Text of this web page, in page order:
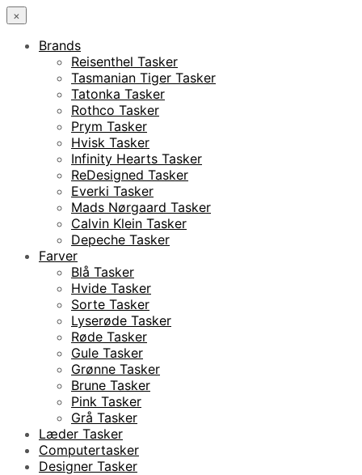
×
Brands
Reisenthel Tasker
Tasmanian Tiger Tasker
Tatonka Tasker
Rothco Tasker
Prym Tasker
Hvisk Tasker
Infinity Hearts Tasker
ReDesigned Tasker
Everki Tasker
Mads Nørgaard Tasker
Calvin Klein Tasker
Depeche Tasker
Farver
Blå Tasker
Hvide Tasker
Sorte Tasker
Lyserøde Tasker
Røde Tasker
Gule Tasker
Grønne Tasker
Brune Tasker
Pink Tasker
Grå Tasker
Læder Tasker
Computertasker
Designer Tasker